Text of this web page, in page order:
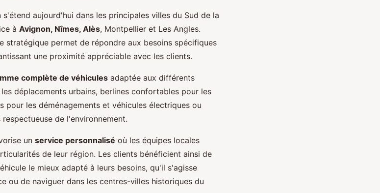
aujourd'hui dans les principales villes du Sud de la
à Avignon, Nîmes, Alès, Montpellier et Les Angles.
stratégique permet de répondre aux besoins spécifiques
une proximité appréciable avec les clients.
complète de véhicules adaptée aux différents
déplacements urbains, berlines confortables pour les
pour les déménagements et véhicules électriques ou
de l'environnement.
un service personnalisé où les équipes locales
de leur région. Les clients bénéficient ainsi de
le mieux adapté à leurs besoins, qu'il s'agisse
ou de naviguer dans les centres-villes historiques du